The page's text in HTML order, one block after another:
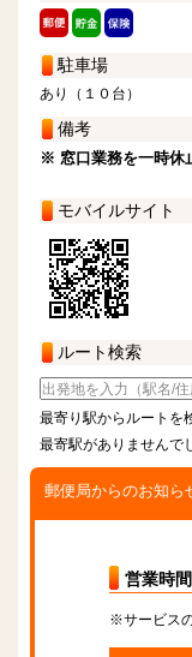
駐車場
あり（１０台）
備考
※ 窓口業務を一時休
モバイルサイト
ルート検索
最寄り駅からルートを
最寄駅がありませんで
郵便局からのお知ら
営業時間
※サービス